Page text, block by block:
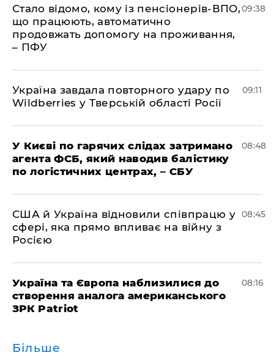
Стало відомо, кому із пенсіонерів-ВПО,
що працюють, автоматично
продовжать допомогу на проживання,
– ПФУ
09:38
Україна завдала повторного удару по
Wildberries у Тверській області Росії
09:11
У Києві по гарячих слідах затримано
агента ФСБ, який наводив балістику
по логістичних центрах, – СБУ
08:48
США й Україна відновили співпрацю у
сфері, яка прямо впливає на війну з
Росією
08:45
Україна та Європа наблизилися до
створення аналога американського
ЗРК Patriot
08:16
Більше